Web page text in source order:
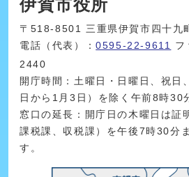
伊賀市役所
〒518-8501 三重県伊賀市四十九
電話（代表）：0595-22-9611
フ
2440
開庁時間：土曜日・日曜日、祝日
日から1月3日）を除く午前8時30
窓口の延長：開庁日の木曜日は証
課税課、収税課）を午後7時30分
す。